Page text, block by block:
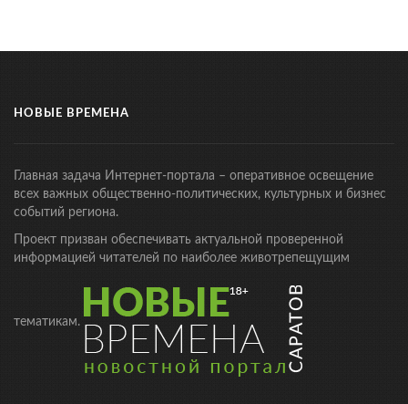
НОВЫЕ ВРЕМЕНА
Главная задача Интернет-портала – оперативное освещение
всех важных общественно-политических, культурных и бизнес
событий региона.
Проект призван обеспечивать актуальной проверенной
информацией читателей по наиболее животрепещущим
тематикам.